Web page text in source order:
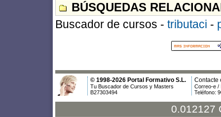
BÚSQUEDAS
Buscador de cursos - tributaci -
© 1998-2026 Portal Formativo S.L.
Tu Buscador de Cursos y Masters
B27303494
Contacte
Correo-e /
Teléfono:
0.012127